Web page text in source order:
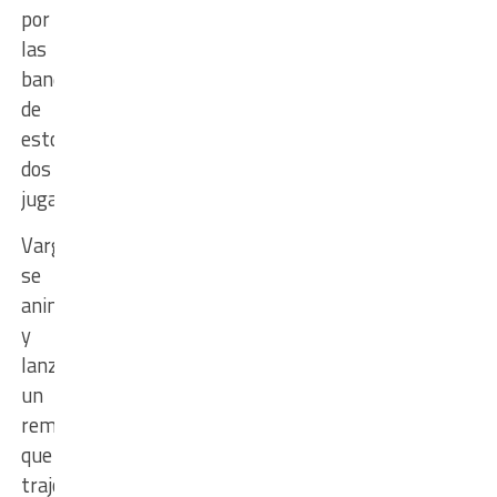
por
las
bandas
de
estos
dos
jugadores.
Vargas
se
animó
y
lanzó
un
remate
que
trajo